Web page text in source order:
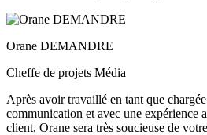
Orane DEMANDRE
Cheffe de projets Média
Après avoir travaillé en tant que
communication et avec une expérience
client, Orane sera très soucieuse de